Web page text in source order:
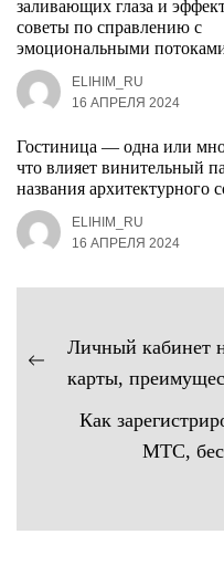
заливающих глаза и
советы по справлению с
эмоциональными
ELIHIM_RU
16 АПРЕЛЯ 2024
Гостиница — одна или
что влияет винительный
названия архитектурного
ELIHIM_RU
16 АПРЕЛЯ 2024
Навигация
по
записям
Предыдущая
Личный кабинет
карты,
Как
МТС,